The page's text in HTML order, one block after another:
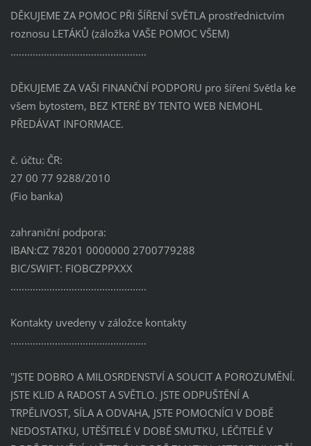
DĚKUJEME ZA POMOC PŘI ŠÍŘENÍ SVĚTLA prostřednictvím
roznosu LETÁKŮ (záložka VAŠE POMOC VŠEM)
.................................................
DĚKUJEME ZA VAŠI FINANČNÍ PODPORU pro šíření Světla ke
všem bytostem, BEZ KTERÉ BY TENTO WEB NEMOHL
PŘEDÁVAT INFORMACE.
č. účtu: ČR:
27 00 77 9288/2010
(Fio banka)
zahraniční podpora:
IBAN:CZ 78201 0000000 2700779288
BIC/SWIFT: FIOBCZPPXXX
.................................................
Kontakty uvedeny v záložce kontakty
.................................................
"JSTE DOBRO A MILOSRDENSTVÍ A SOUCIT A POROZUMĚNÍ.
JSTE KLID A RADOST A SVĚTLO. JSTE ODPUŠTĚNÍ A
TRPĚLIVOST, SÍLA A ODVAHA, JSTE POMOCNÍCI V DOBĚ
NEDOSTATKU, UTĚŠITELÉ V DOBĚ SMUTKU, LÉČITELÉ V